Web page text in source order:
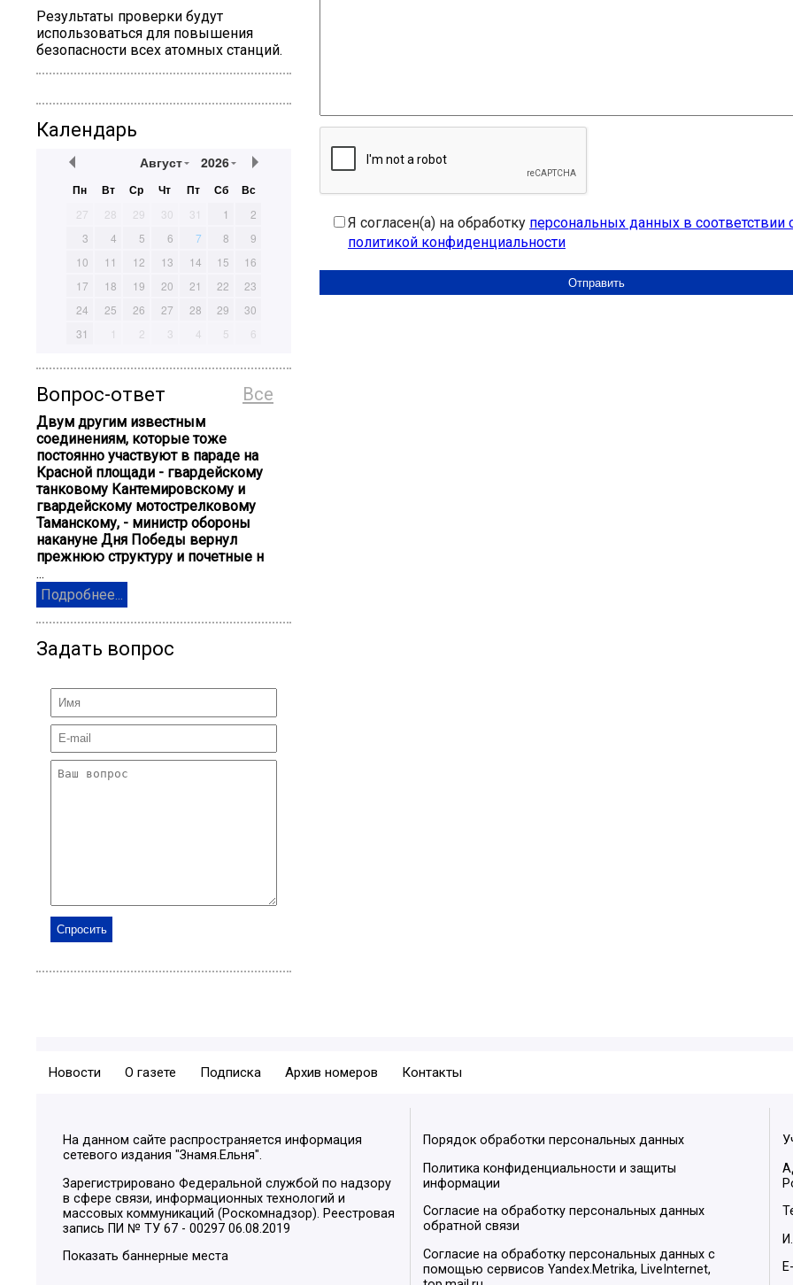
Результаты проверки будут
использоваться для повышения
безопасности всех атомных станций.
Календарь
Август 2026
Пн Вт Ср Чт Пт Сб Вс
27 28 29 30 31 1
2
3
4 5 6 7 8
9
10
11 12 13 14 15
16
17
18 19 20 21 22
23
24
25 26 27 28 29
30
31
1 2 3 4 5 6
Все
Вопрос-ответ
Двум другим известным
соединениям, которые тоже
постоянно участвуют в параде на
Красной площади - гвардейскому
танковому Кантемировскому и
гвардейскому мотострелковому
Таманскому, - министр обороны
накануне Дня Победы вернул
прежнюю структуру и почетные н
...
Подробнее...
Задать вопрос
Я согласен(а) на обработку персональных данных в соответствии
политикой конфиденциальности
Новости О газете Подписка Архив номеров Контакты
На данном сайте распространяется информация
сетевого издания "Знамя.Ельня".
Зарегистрировано Федеральной службой по надзору
в сфере связи, информационных технологий и
массовых коммуникаций (Роскомнадзор). Реестровая
запись ПИ № ТУ 67 - 00297 06.08.2019
Показать баннерные места
Порядок обработки персональных данных
Политика конфиденциальности и защиты
информации
Согласие на обработку персональных данных
обратной связи
Согласие на обработку персональных данных с
помощью сервисов Yandex.Metrika, LiveInternet,